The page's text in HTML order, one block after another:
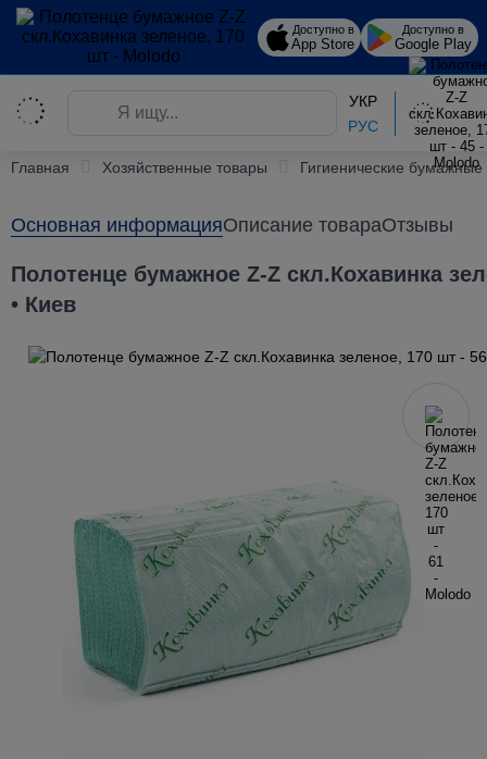
Доступно в
App Store
Доступно в
Google Play
УКР
РУС
Главная Хозяйственные товары Гигиенические бумажные
Основная информацияОписание товараОтзывы
Полотенце бумажное Z-Z скл.Кохавинка
• Киев